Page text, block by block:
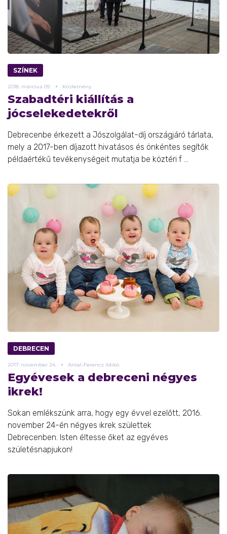
SZÍNEK
2018. március 09. Közlemény
Szabadtéri kiállítás a
jócselekedetekről
Debrecenbe érkezett a Jószolgálat-díj országjáró tárlata,
mely a 2017-ben díjazott hivatásos és önkéntes segítők
példaértékű tevékenységeit mutatja be köztéri f ...
DEBRECEN
2017. november 24. Antal-Ferencz Ildikó
Egyévesek a debreceni négyes
ikrek!
Sokan emlékszünk arra, hogy egy évvel ezelőtt, 2016.
november 24-én négyes ikrek születtek
Debrecenben. Isten éltesse őket az egyéves
születésnapjukon!